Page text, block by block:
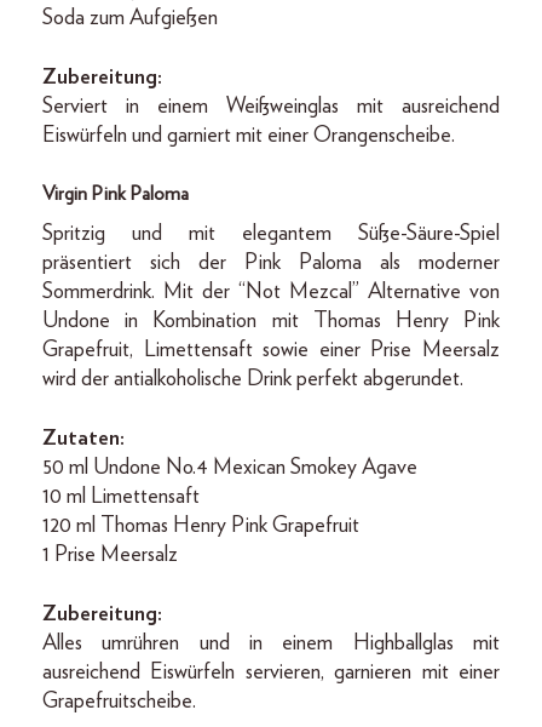
Soda zum Aufgießen
Zubereitung:
Serviert in einem Weißweinglas mit ausreichend
Eiswürfeln und garniert mit einer Orangenscheibe.
Virgin Pink Paloma
Spritzig und mit elegantem Süße-Säure-Spiel
präsentiert sich der Pink Paloma als moderner
Sommerdrink. Mit der “Not Mezcal” Alternative von
Undone in Kombination mit Thomas Henry Pink
Grapefruit, Limettensaft sowie einer Prise Meersalz
wird der antialkoholische Drink perfekt abgerundet.
Zutaten:
50 ml Undone No.4 Mexican Smokey Agave
10 ml Limettensaft
120 ml Thomas Henry Pink Grapefruit
1 Prise Meersalz
Zubereitung:
Alles umrühren und in einem Highballglas mit
ausreichend Eiswürfeln servieren, garnieren mit einer
Grapefruitscheibe.